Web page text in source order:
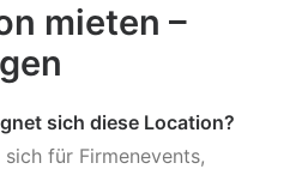
mieten –
sich diese Location?
für Firmenevents,